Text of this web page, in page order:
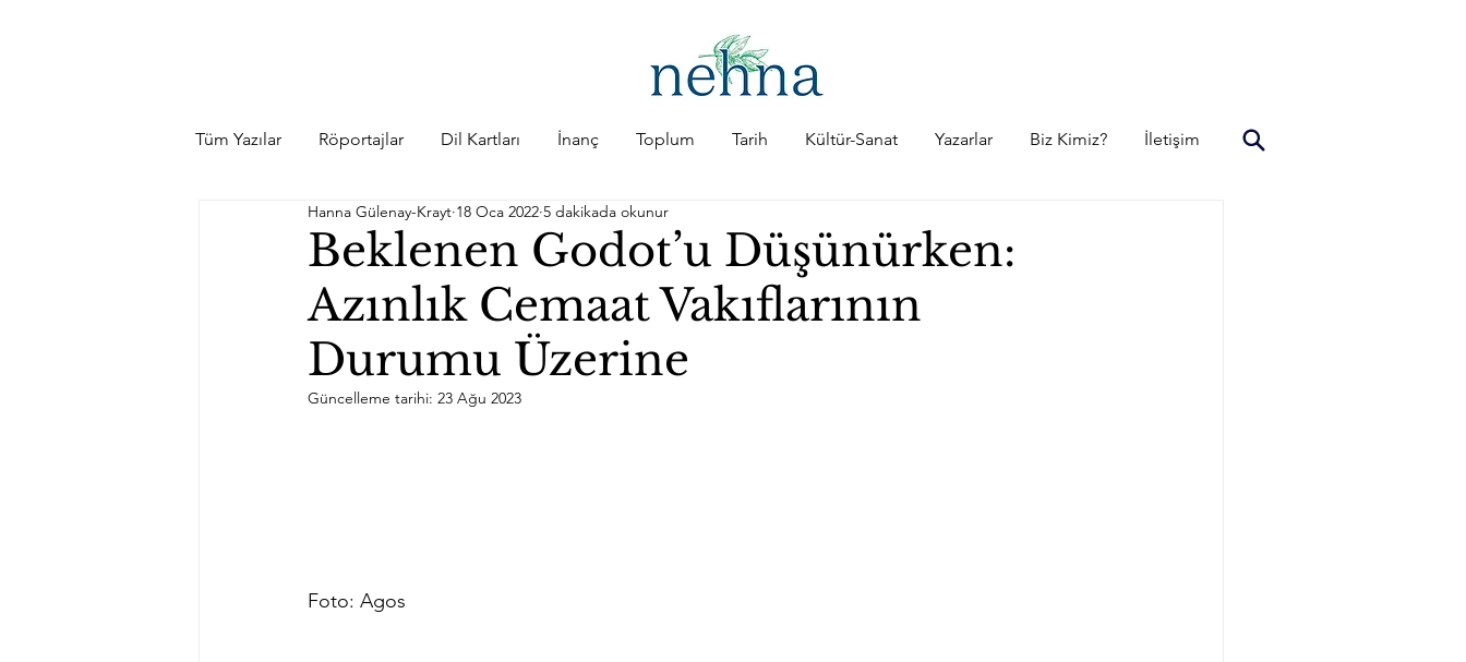
Tüm Yazılar Röportajlar Dil Kartları İnanç Toplum Tarih Kültür-Sanat Yazarlar Biz Kimiz? İletişim
Beklenen Godot’u Düşünürken:
Azınlık Cemaat Vakıflarının
Durumu Üzerine
Hanna Gülenay-Krayt 18 Oca 2022 5 dakikada okunur
Güncelleme tarihi: 23 Ağu 2023
Foto: Agos